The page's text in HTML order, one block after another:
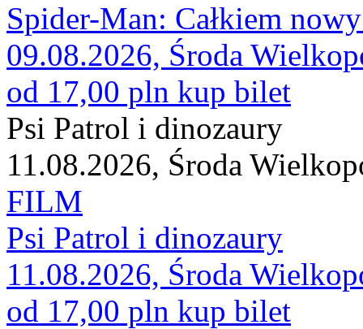
Spider-Man: Całkiem
09.08.2026, Środa
od 17,00 pln kup bilet
Psi Patrol i dinozaury
11.08.2026, Środa
FILM
Psi Patrol i dinozaury
11.08.2026, Środa
od 17,00 pln kup bilet